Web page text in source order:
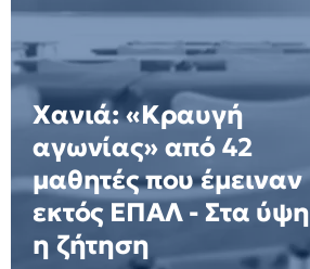
Χανιά: «Κραυγή
αγωνίας» από 42
μαθητές που έμειναν
εκτός ΕΠΑΛ - Στα ύψη
η ζήτηση